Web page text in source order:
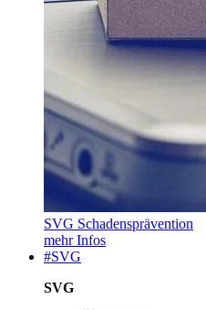
SVG Schadensprävention
mehr Infos
#SVG
SVG